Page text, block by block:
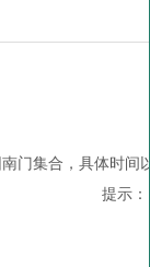
门集合，具体时
提示